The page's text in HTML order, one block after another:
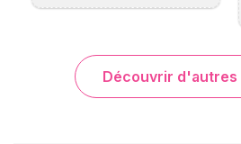
Découvrir d'autres